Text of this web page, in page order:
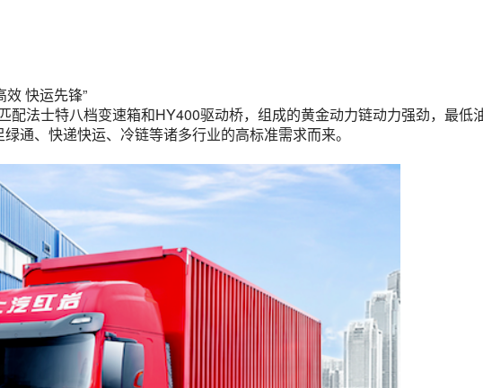
快运先锋”
配法士特八档变速箱和HY400驱动桥，组成的黄金动力链动力强劲，最低
通、快递快运、冷链等诸多行业的高标准需求而来。